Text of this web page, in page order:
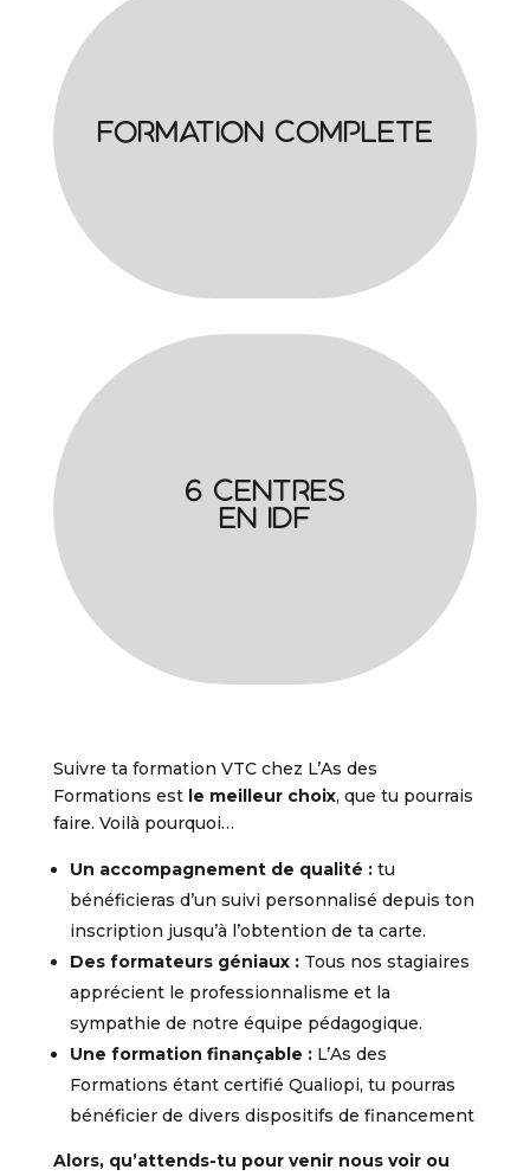
Formation complete
6 centres
en IDF
Suivre ta formation VTC chez L’As des
Formations est le meilleur choix, que tu pourrais
faire. Voilà pourquoi…
Un accompagnement de qualité :tu
bénéficieras d’un suivi personnalisé depuis ton
inscription jusqu’à l’obtention de ta carte.
Des formateurs géniaux : Tous nos stagiaires
apprécient le professionnalisme et la
sympathie de notre équipe pédagogique.
Une formation finançable : L’As des
Formations étant certifié Qualiopi, tu pourras
bénéficier de divers dispositifs de financement
Alors, qu’attends-tu pour venir nous voir ou